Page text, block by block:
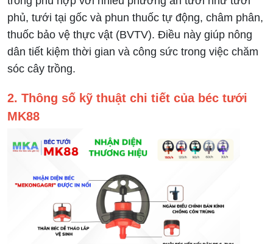
phủ, tưới tại gốc và phun thuốc tự động, châm phân,
thuốc bảo vệ thực vật (BVTV). Điều này giúp nông
dân tiết kiệm thời gian và công sức trong việc chăm
sóc cây trồng.
2. Thông số kỹ thuật chi tiết của béc tưới
MK88